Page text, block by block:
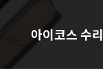
아이코스 수리